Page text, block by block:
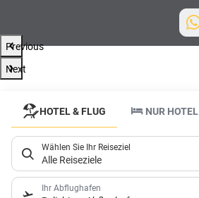
Previous
ab dem
EuroAirport
Zu den
schönsten
Destinationen
Next
HOTEL & FLUG NUR HOTEL
Wählen Sie Ihr Reiseziel
Alle Reiseziele
Ihr Abflughafen